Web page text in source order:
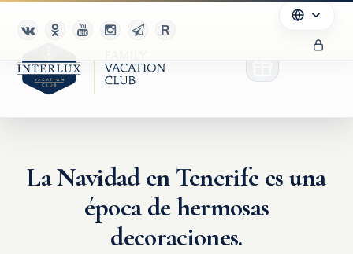
La Navidad en Tenerife es una
época de hermosas
decoraciones.